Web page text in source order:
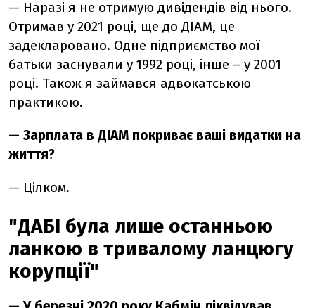
— Наразі я не отримую дивідендів від нього.
Отримав у 2021 році, ще до ДІАМ, це
задекларовано. Одне підприємство мої
батьки заснували у 1992 році, інше – у 2001
році. Також я займався адвокатською
практикою.
— Зарплата в ДІАМ покриває ваші видатки на
життя?
— Цілком.
"ДАБІ була лише останньою
ланкою в тривалому ланцюгу
корупції"